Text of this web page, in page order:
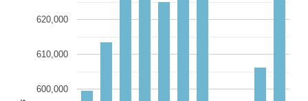
600,000
610,000
620,000